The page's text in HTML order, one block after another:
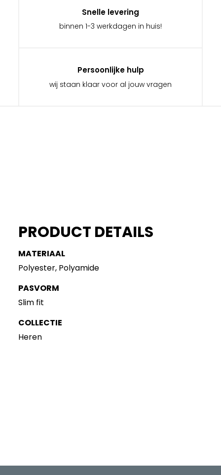
Snelle levering
binnen 1-3 werkdagen in huis!
Persoonlijke hulp
wij staan klaar voor al jouw vragen
PRODUCT DETAILS
MATERIAAL
Polyester, Polyamide
PASVORM
Slim fit
COLLECTIE
Heren